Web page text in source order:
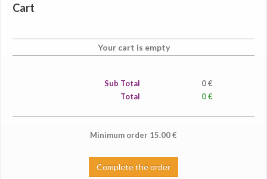
Cart
Your cart is empty
Sub Total 0€
Total
0 €
Minimum order 15.00€
Complete the order